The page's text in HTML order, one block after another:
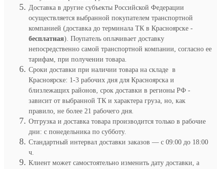
Доставка в другие субъекты Российской Федерации
осуществляется выбранной покупателем транспортной
компанией (доставка до терминала ТК в Красноярске -
бесплатная). Поупатель оплачивает доставку
непосредственно самой транспортной компании, согласно ее
тарифам, при получении товара.
Сроки доставки при наличии товара на складе в
Красноярске: 1-3 рабочих дня для Красноярска и
близлежащих районов, срок доставки в регионы РФ -
зависит от выбранной ТК и характера груза, но, как
правило, не более 21 рабочего дня.
Отгрузка и доставка товара производится только в рабочие
дни: с понедельника по субботу.
Стандартный интервал доставки заказов — с 09:00 до 18:00
ч.
Клиент может самостоятельно изменить дату доставки, а